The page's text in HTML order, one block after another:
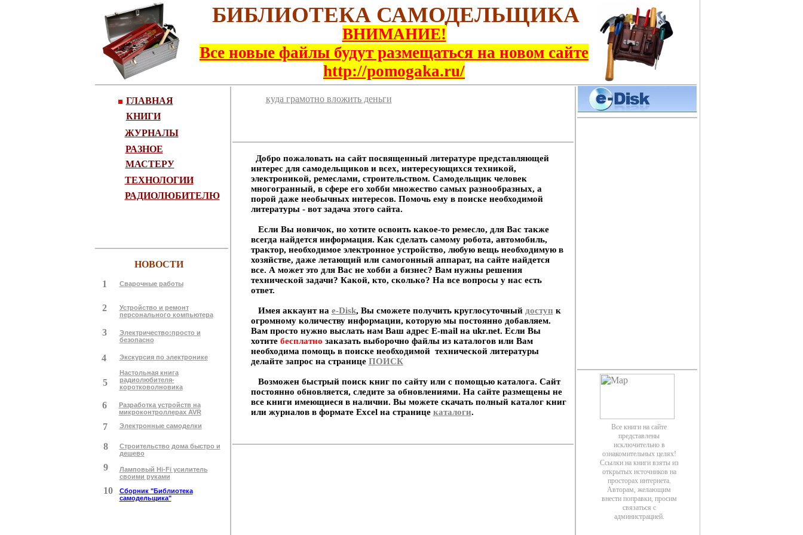
ГЛАВНАЯ
КНИГИ
МАСТЕРУ
БИБЛИОТЕКА САМОДЕЛЬЩИКА
Добро пожаловать на сайт посвященный литературе представляющей
интерес для самодельщиков и всех, интересующихся техникой,
электроникой, ремеслами, строительством. Самодельщик человек
многогранный, в сфере его хобби множество самых разнообразных, а
порой даже необычных интересов. Помочь ему в поиске необходимой
литературы - вот задача этого сайта.
Если Вы новичок, но хотите освоить какое-то ремесло, для Вас также
всегда найдется информация. Как сделать самому робота, автомобиль,
трактор, необходимое электронное устройство, любую вещь необходимую в
хозяйстве, даже летающий или самогонный аппарат, на сайте найдется
все. А может это для Вас не хобби а бизнес? Вам нужны решения
технической задачи? Какой, кто, сколько? На все вопросы у нас есть
ответ.
Имея аккаунт на e-Disk, Вы сможете получить круглосуточный доступ к
огромному количеству информации, которую мы постоянно добавляем.
Вам просто нужно выслать нам Ваш адрес E-mail на ukr.net. Если Вы
хотите бесплатно заказать выборочно файлы из каталогов или Вам
необходима помощь в поискенеобходимой технической литературы
делайте запрос на странице ПОИСК
Возможен быстрый поиск книг по сайту или с помощью каталога. Сайт
постоянно обновляется, следите за обновлениями. На сайте размещены не
все книги имеющиеся в наличии. Вы можете скачать полный каталог книг
или журналов в формате Excel на странице каталоги.
ЖУРНАЛЫ
Все книги на сайте
представлены
исключительно в
ознакомительных целях!
Ссылки на книги взяты из
открытых источников на
просторах интернета.
Авторам, желающим
внести поправки, просим
связаться с
администрацией.
ТЕХНОЛОГИИ
НОВОСТИ
РАЗНОЕ
РАДИОЛЮБИТЕЛЮ
куда грамотно вложить деньги
Сборник "Библиотека
самодельщика"
Строительство дома быстро и
дешево
Разработка устройств на
микроконтроллерах AVR
7 Электронные самоделки
6
9
8
Ламповый Hi-Fi усилитель
своими руками
10
1
Настольная книга
радиолюбителя-
коротковолновика
Экскурсия по электронике
Сварочные работы
Устройство и ремонт
персонального компьютера
2
3
4
5
Электричество:просто и
безопасно
ВНИМАНИЕ!
Все новые файлы будут размещаться на новом сайте
http://pomogaka.ru/